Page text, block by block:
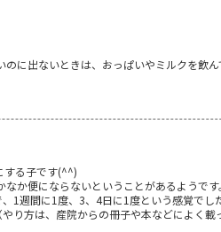
に出ないときは、おっぱいやミルクを飲
する子です(^^)
か便にならないということがあるようです。
1週間に1度、3、4日に1度という感覚でし
り方は、産院からの冊子や本などによく